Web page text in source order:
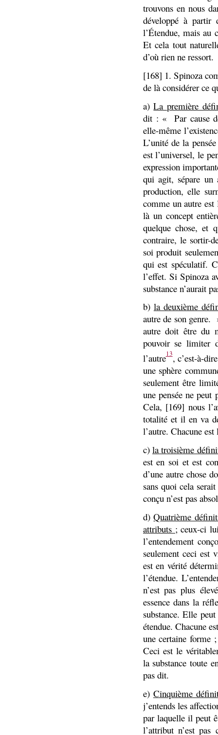
trouvons en nous
développé à
l’Étendue, mais au
Et cela tout
d’où rien ne ressort.
[168] 1. Spinoza
de là considérer ce
a)La première
dit : « Par cause
elle-même
L’unité de la
est l’universel, le
expression
qui agit, sépare un
production, elle
comme un autre
là un concept
quelque chose, et
contraire, le sortir-
soi produit
qui est spéculatif.
l’effet. Si Spinoza
substance n’aurait
b) la deuxième
autre de son
autre doit être du
pouvoir se limiter
l’autre13, c’est-à-
une sphère
seulement être
une pensée ne
Cela, [169] nous
totalité et il en va
l’autre. Chacune
c)la troisième
est en soi et est
d’une autre chose
sans quoi cela
conçu n’est pas
d)Quatrième
attributs ; ceux-ci
l’entendement
seulement ceci est
est en vérité
l’étendue.
n’est pas plus
essence dans la
substance. Elle
étendue. Chacune
une certaine forme
Ceci est le
la substance toute
pas dit.
e) Cinquième
j’entends les
par laquelle il peut
l’attribut n’est